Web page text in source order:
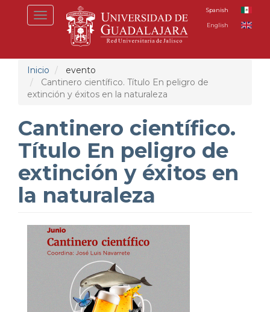
Toggle
navigation
Spanish
English
Inicio
evento
Cantinero científico. Título En peligro de
extinción y éxitos en la naturaleza
Cantinero científico.
Título En peligro de
extinción y éxitos en
la naturaleza